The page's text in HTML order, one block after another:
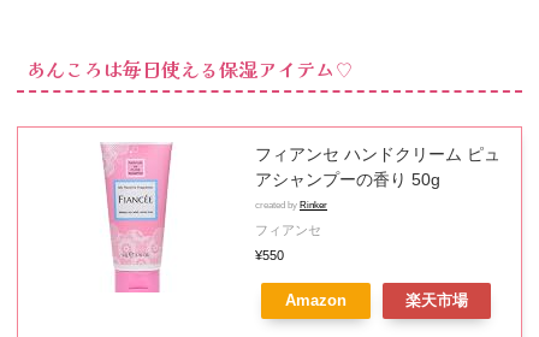
あんころは毎日使える保湿アイテム♡
フィアンセ ハンドクリーム ピュ
アシャンプーの香り 50g
created by Rinker
フィアンセ
¥550
Amazon 楽天市場